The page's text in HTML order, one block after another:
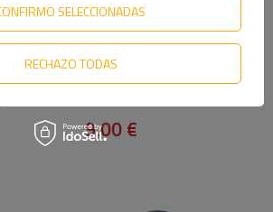
ZBF-50-1 Winterhoff
9,00 €
SELECCIONADAS
RECHAZO TODAS